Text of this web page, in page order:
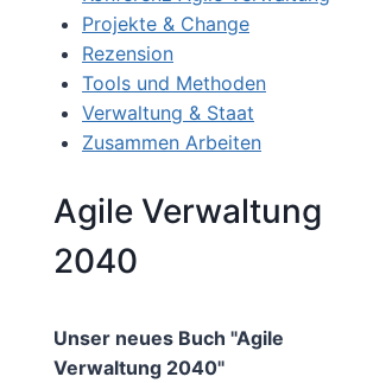
Projekte & Change
Rezension
Tools und Methoden
Verwaltung & Staat
Zusammen Arbeiten
Agile Verwaltung
2040
Unser neues Buch "Agile
Verwaltung 2040"